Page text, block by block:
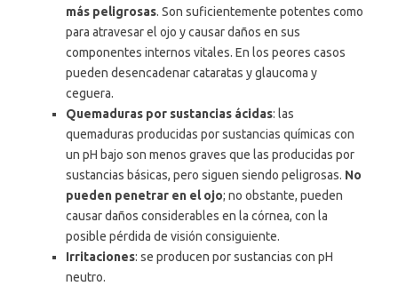
más peligrosas. Son suficientemente potentes como
para atravesar el ojo y causar daños en sus
componentes internos vitales. En los peores casos
pueden desencadenar cataratas y glaucoma y
ceguera.
Quemaduras por sustancias ácidas: las
quemaduras producidas por sustancias químicas con
un pH bajo son menos graves que las producidas por
sustancias básicas, pero siguen siendo peligrosas. No
pueden penetrar en el ojo; no obstante, pueden
causar daños considerables en la córnea, con la
posible pérdida de visión consiguiente.
Irritaciones: se producen por sustancias con pH
neutro.